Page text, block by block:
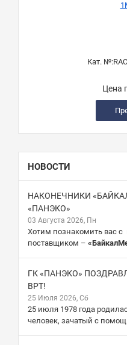
Кат. №:
Цена
НОВОСТИ
НАКОНЕЧНИКИ
«ПАНЭКО»
03 Августа 2026, Пн
Хотим познакомить вас
поставщиком –
ГК «ПАНЭКО»
ВРТ!
25 Июля 2026, Сб
25 июля 1978 года
человек, зачатый с